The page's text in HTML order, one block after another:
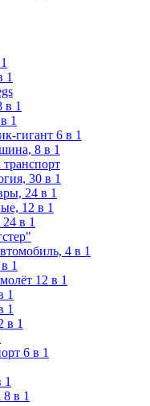
1
в 1
1
гигант 6 в 1
8 в 1
30 в 1
24 в 1
12 в 1
в 1
4 в 1
1
12 в 1
1
1
в 1
6 в 1
1
в 1